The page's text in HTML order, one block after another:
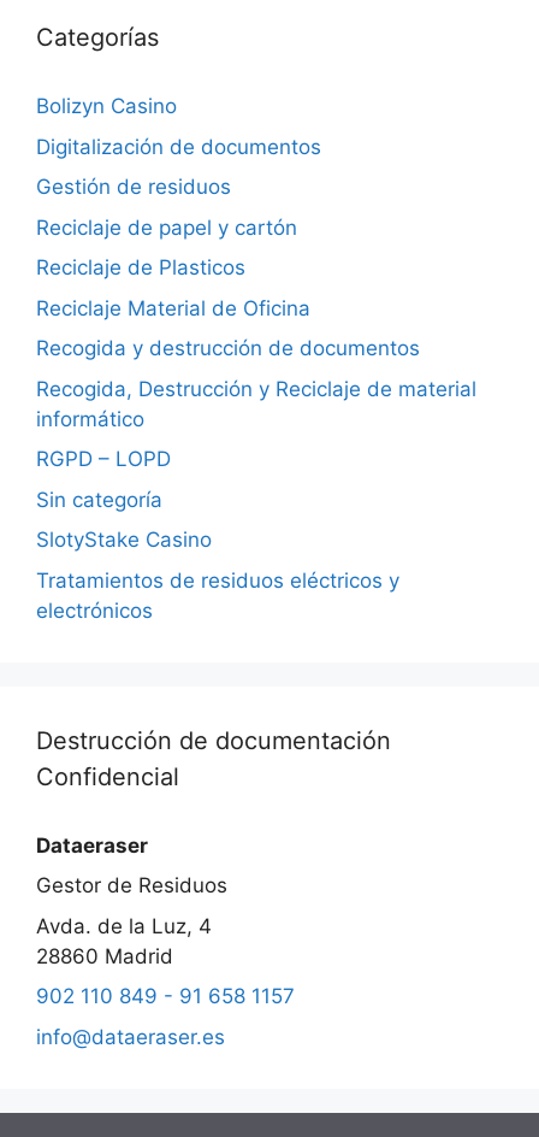
Categorías
Bolizyn Casino
Digitalización de documentos
Gestión de residuos
Reciclaje de papel y cartón
Reciclaje de Plasticos
Reciclaje Material de Oficina
Recogida y destrucción de documentos
Recogida, Destrucción y Reciclaje de material
informático
RGPD – LOPD
Sin categoría
SlotyStake Casino
Tratamientos de residuos eléctricos y
electrónicos
Destrucción de documentación
Confidencial
Dataeraser
Gestor de Residuos
Avda. de la Luz, 4
28860 Madrid
902 110 849 - 91 658 1157
info@dataeraser.es